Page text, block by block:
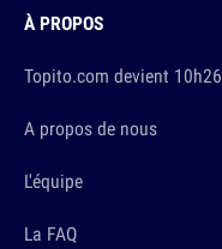
À PROPOS
Topito.com devient 10h26
A propos de nous
L'équipe
La FAQ